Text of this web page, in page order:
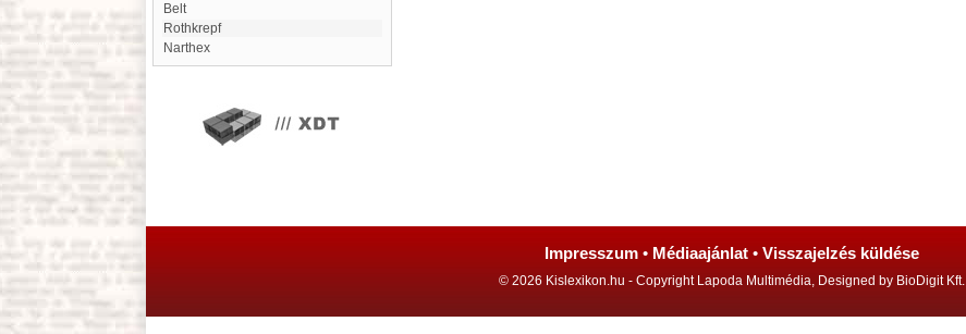
Belt
Rothkrepf
Narthex
Impresszum • Médiaajánlat • Visszajelzés küldése
© 2026 Kislexikon.hu - Copyright Lapoda Multimédia, Designed by BioDigit Kft.